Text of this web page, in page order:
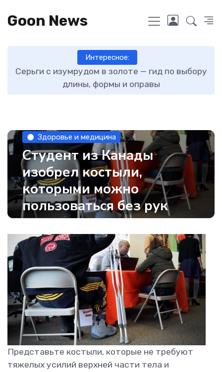
Goon News
Интересное:
Серьги с изумрудом в золоте — гид по выбору
длины, формы и оправы
Здоровье и медицина
Студент из Канады
изобрел костыли,
которыми можно
пользоваться без рук
Представьте костыли, которые не требуют
тяжелых усилий верхней части тела и